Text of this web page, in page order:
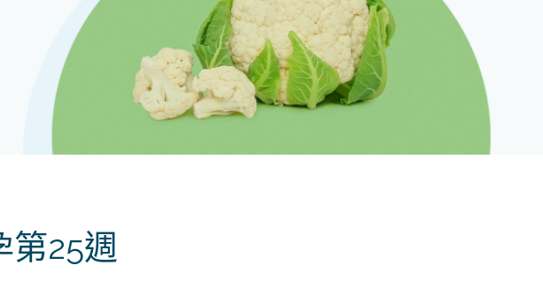
Pulse 2樓212號舖
購物中心1樓 6,7A,7B,8室
The Pulse 2樓212號舖
世紀廣場20樓
Pulse 2樓212號舖
購物中心1樓 6,7A,7B,8室
The Pulse 2樓212號舖
The Pulse 2樓212號舖
室
第25週